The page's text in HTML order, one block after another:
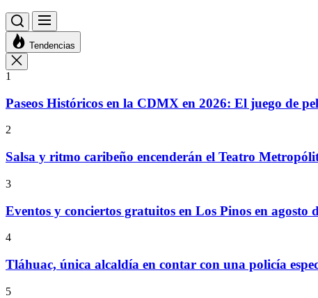
Tendencias
1
Paseos Históricos en la CDMX en 2026: El juego de
2
Salsa y ritmo caribeño encenderán el Teatro
3
Eventos y conciertos gratuitos en Los Pinos en agosto
4
Tláhuac, única alcaldía en contar con una policía
5